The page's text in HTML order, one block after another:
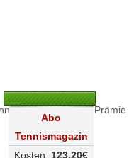
Abo
Tennismagazin
123,20€
Kosten